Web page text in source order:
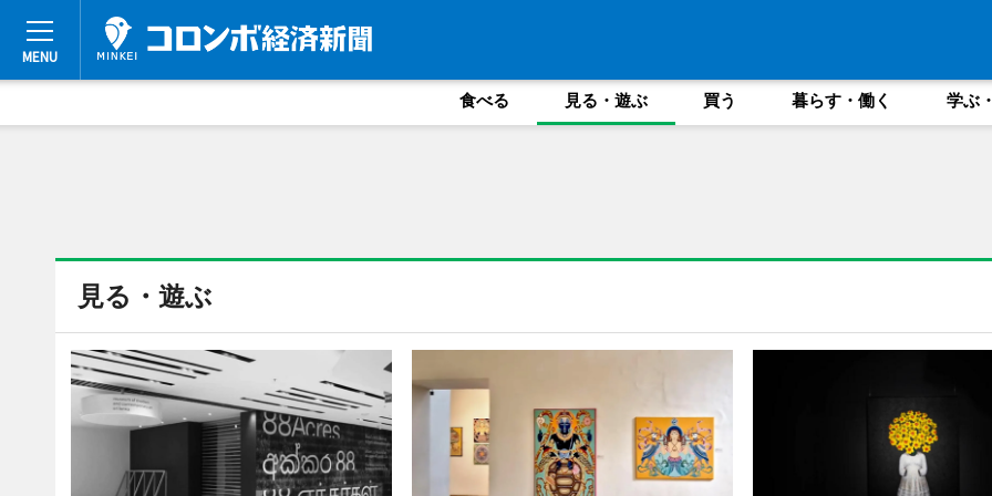
食べる 見る・遊ぶ 買う 暮らす・働く 学ぶ
見る・遊ぶ